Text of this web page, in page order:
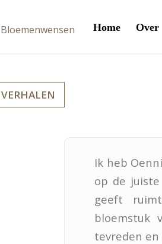
Home Over
Ik heb
op de
geeft
bloemstuk
tevreden en